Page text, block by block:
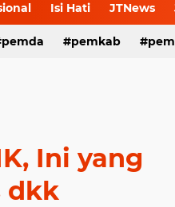
Isi Hati JTNews
POLRI TNI-Polri
pemda pemkab
Ini yang
dkk